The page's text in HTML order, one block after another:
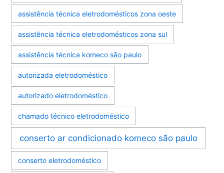
assistência técnica eletrodomésticos zona oeste
assistência técnica eletrodomésticos zona sul
assistência técnica komeco são paulo
autorizada eletrodoméstico
autorizado eletrodoméstico
chamado técnico eletrodoméstico
conserto ar condicionado komeco são paulo
conserto eletrodoméstico